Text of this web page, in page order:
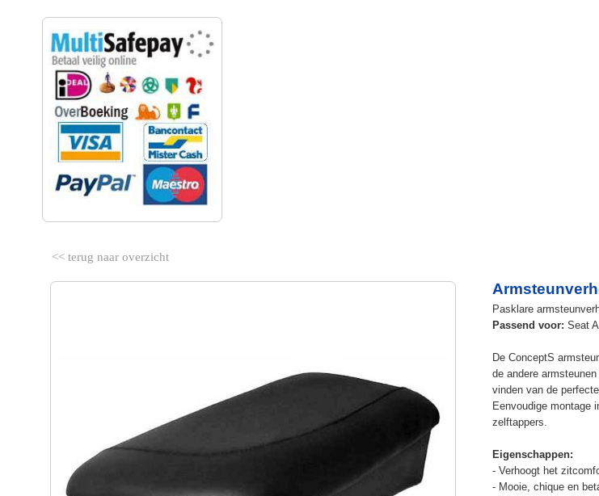
<< terug naar overzicht
Pasklare
Passend voor: Seat
De ConceptS
de andere
vinden van de
Eenvoudige montage
zelftappers.
Eigenschappen:
- Verhoogt het
- Mooie, chique en